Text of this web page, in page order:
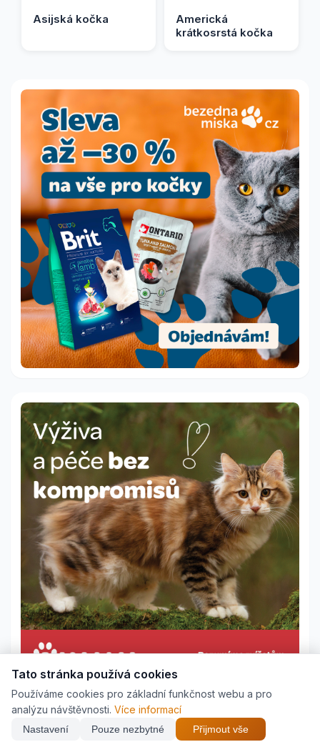
Asijská kočka
Americká
krátkosrstá kočka
Tato stránka používá cookies
Používáme cookies pro základní funkčnost webu a pro
analýzu návštěvnosti. Více informací
Nastavení Pouze nezbytné Přijmout vše